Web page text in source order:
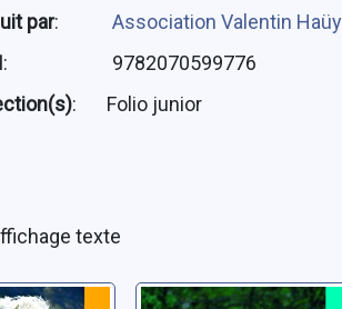
par:
Association Valentin Haüy
:
9782070599776
: Folio junior
texte